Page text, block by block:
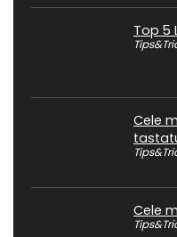
Top 5
Cele
Cele